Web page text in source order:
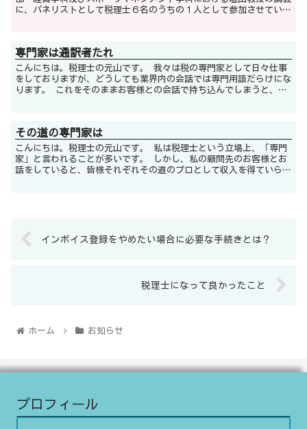
に、パネリストとして税理士６名のうちの１人として参加させていた
専門家は通訳者たれ
こんにちは。税理士の元山です。 我々は税の専門家として日々仕事
をしておりますが、どうしても業界内の会話では専門用語だらけにな
ります。 これをそのままお客様との会話で持ち込んでしまうと、お
その道の専門家は
こんにちは。税理士の元山です。 私は税理士という立場上、「専門
家」と言われることが多いです。 しかし、私の顧問先のお客様とお
話をしていると、皆様それぞれその道のプロとして収入を得ていらっ
インボイス登録をやめたい場合に必要な手続きとは？
税理士になって良かったこと
ホーム お知らせ
プロフィール